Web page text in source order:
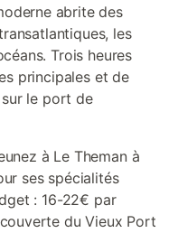
abrite des
les
Trois heures
principales et de
le port de
à Le Theman à
ses spécialités
: 16-22€ par
du Vieux Port